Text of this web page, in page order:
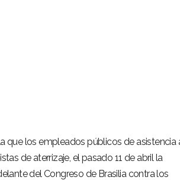
que los empleados públicos de asistencia
de aterrizaje, el pasado 11 de abril la
del Congreso de Brasilia contra los